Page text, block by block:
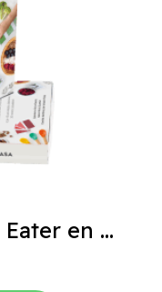
Libro Ayuda Picky Eater en casa